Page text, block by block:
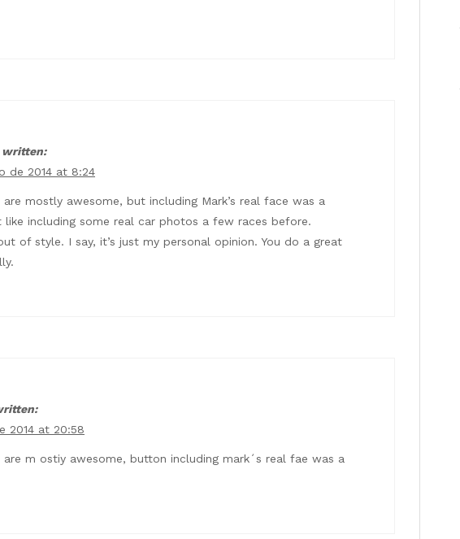
written:
de 2014 at 8:24
are mostly awesome, but including Mark’s real face was a
like including some real car photos a few races before.
of style. I say, it’s just my personal opinion. You do a great
2014 at 20:58
are m ostiy awesome, button including mark´s real fae was a